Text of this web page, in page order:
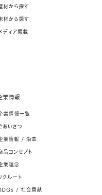
材から探す
材から探す
ディア掲載
業情報
業情報一覧
あいさつ
業情報 / 沿革
品コンセプト
業理念
クルート
/ 社会貢献